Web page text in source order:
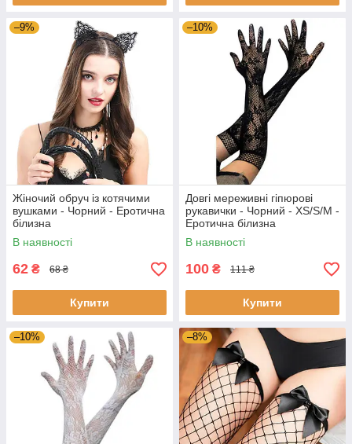
–9%
Жіночий обруч із котячими
вушками - Чорний - Еротична
білизна
В наявності
62 ₴ 68 ₴
Купити
–10%
Довгі мереживні гіпюрові
рукавички - Чорний - XS/S/M -
Еротична білизна
В наявності
100 ₴ 111 ₴
Купити
–10% –8%